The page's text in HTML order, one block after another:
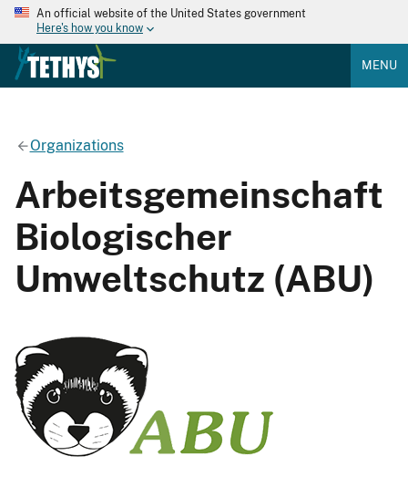
An official website of the United States government
Here's how you know
MENU
Organizations
Arbeitsgemeinschaft
Biologischer
Umweltschutz (ABU)